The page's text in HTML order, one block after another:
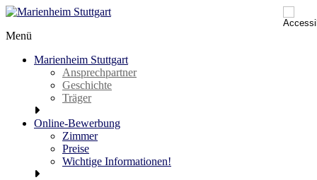
Skip
content
Marienheim
Stuttgart
Menü
Marienheim Stuttgart
Ansprechpartner
Geschichte
Träger
Online-Bewerbung
Zimmer
Preise
Wichtige Informationen!